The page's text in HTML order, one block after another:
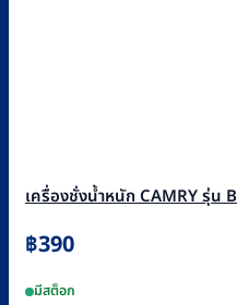
เครื่องชั่งน้ำหนัก CAMRY รุ่น
฿390
มีสต็อก